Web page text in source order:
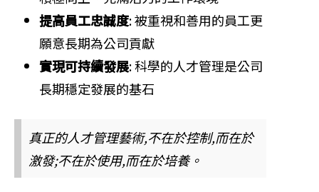
提高員工忠誠度: 被重視和善用的員工更
願意長期為公司貢獻
實現可持續發展: 科學的人才管理是公司
長期穩定發展的基石
真正的人才管理藝術,不在於控制,而在於
激發;不在於使用,而在於培養。